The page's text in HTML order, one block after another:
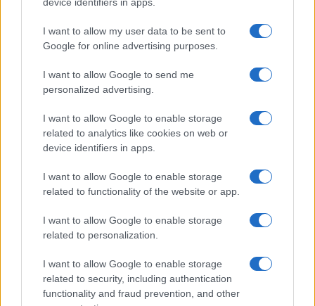
I want to allow my user data to be sent to
Google for online advertising purposes.
I want to allow Google to send me
personalized advertising.
I want to allow Google to enable storage
related to analytics like cookies on web or
device identifiers in apps.
I want to allow Google to enable storage
related to functionality of the website or app.
I want to allow Google to enable storage
related to personalization.
I want to allow Google to enable storage
related to security, including authentication
functionality and fraud prevention, and other
Sedwill è uno dei consiglieri più potenti del primo
ministro, con voce in capitolo ovviamente anche
su Brexit, ma soprattutto in materia di sicurezza. I
modo con cui impiegare il miliardo aggiuntivo di
sterline nel bilancio del ministero, che Sedwill
avrebbe voluto fosse dedicato alla
mentre Williamson ha optato per altre
destinazioni; poi sugli stessi ambiti di competenza
tra il ministro e il funzionario, con il primo deciso
a ridimensionare quella del
Se per il governo la questione è chiusa, in realtà i